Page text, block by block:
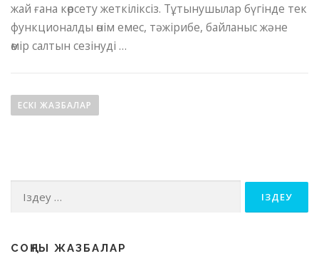
жай ғана көрсету жеткіліксіз. Тұтынушылар бүгінде тек
функционалды өнім емес, тәжірибе, байланыс және
өмір салтын сезінуді …
а
а
р
ЕСКІ ЖАЗБАЛАР
СОҢҒЫ ЖАЗБАЛАР